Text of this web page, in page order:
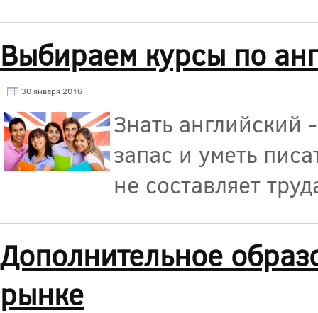
Выбираем курсы по
30 января 2016
Знать английский
запас и уметь
не составляет
Дополнительное
рынке